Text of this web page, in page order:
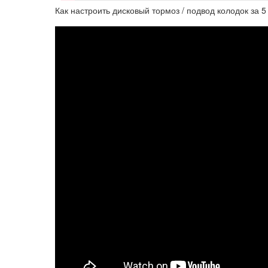
Как настроить дисковый тормоз / подвод колодок за